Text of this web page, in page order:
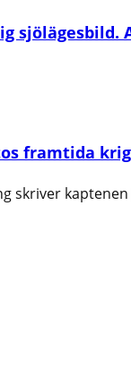
sjölägesbild.
framtida
skriver